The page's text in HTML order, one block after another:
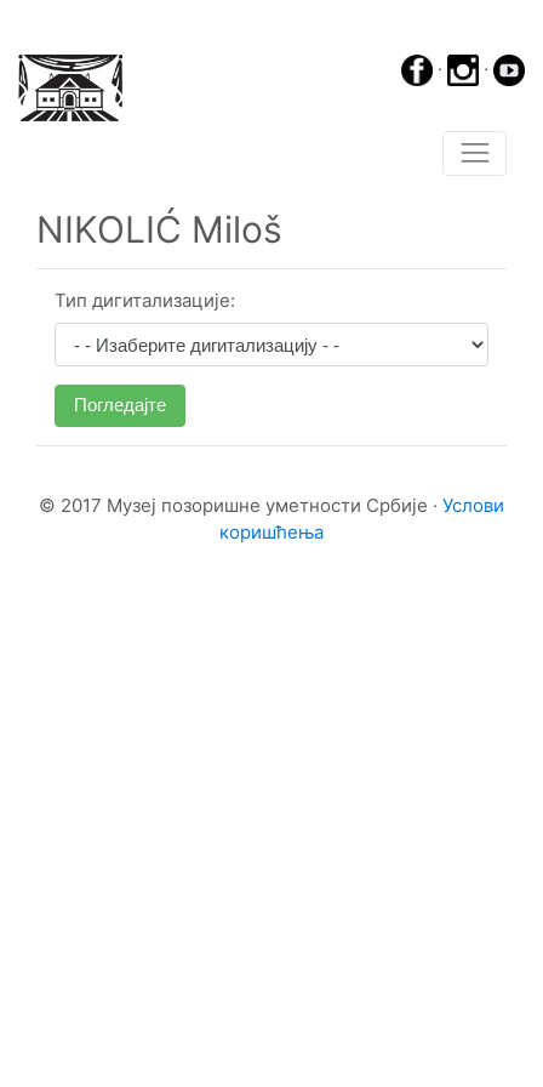
· ·
NIKOLIĆ Miloš
Тип дигитализације:
Погледајте
© 2017 Музеј позоришне уметности Србије · Услови
коришћења